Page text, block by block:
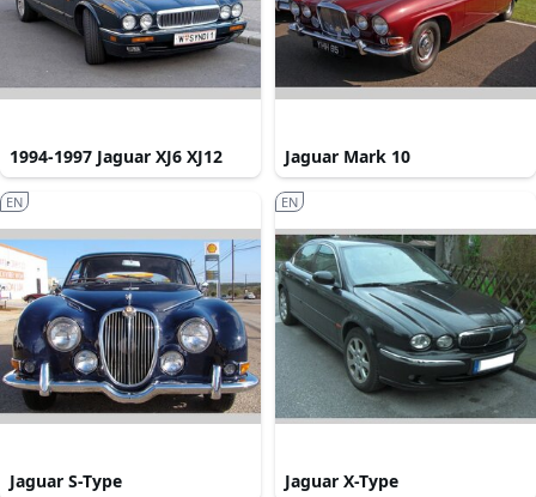
1994-1997 Jaguar XJ6 XJ12 Jaguar Mark 10
Jaguar S-Type
EN
Jaguar X-Type
EN